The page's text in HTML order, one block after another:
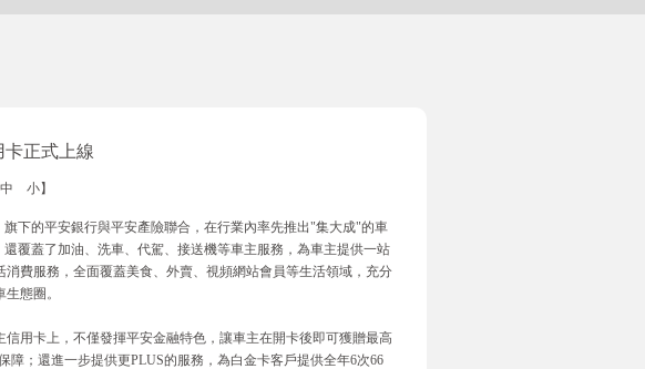
正式上線
中 小】
下的平安銀行與平安產險聯合，在行業內率先推出"集大成"的車
覆蓋了加油、洗車、代駕、接送機等車主服務，為車主提供一站
費服務，全面覆蓋美食、外賣、視頻網站會員等生活領域，充分
態圈。
用卡上，不僅發揮平安金融特色，讓車主在開卡後即可獲贈最高
；還進一步提供更PLUS的服務，為白金卡客戶提供全年6次66